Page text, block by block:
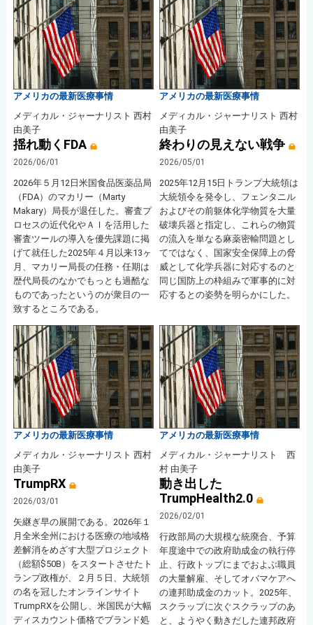
アメリカの最新医療事情
メディカル・ジャーナリスト 西村
由美子
揺れ動くFDA
2026/06/01
2026年５月12日米国食品医薬品局
（FDA）のマカリー（Marty
Makary）局長が退任した。審査プ
ロセスの近代化やＡＩを活用した
審査ツールの導入を優先課題に掲
げて就任した2025年４月以来13ヶ
月、マカリー局長の任務・任期は
歴代局長のなかでもっとも過酷な
ものであったというのが衆目の一
致するところである。
アメリカの最新医療事情
メディカル・ジャーナリスト 西村
由美子
終わりの見えない戦争
2026/05/01
2025年12月15日トランプ大統領は
大統領令を発令し、フェンタニル
およびその前躯体化学物質を大量
破壊兵器と指定し、これらの物質
の流入を単なる麻薬密輸問題とし
てではなく、国家安全保障上の脅
威として化学兵器に対応するのと
同じ国防上の枠組みで軍事的に対
応するとの姿勢を明らかにした。
アメリカの最新医療事情
メディカル・ジャーナリスト 西村
由美子
TrumpRX
2026/03/01
矢継ぎ早の展開である。2026年１
月全米全州における医療の地域格
差解消をめざす大型プロジェクト
（総額$50B）をスタートさせたト
ランプ政権が、２月５日、大統領
の名を冠したオンラインサイト
TrumpRXを公開し、米国民が大幅
ディスカウント価格でブランド処
アメリカの最新医療事情
メディカル・ジャーナリスト 西
村 由美子
動き出した
TrumpHealth2.0
2026/02/01
行政部局の大規模な統廃合、予算
年度途中での政府助成金の執行停
止、行政トップにまでおよぶ職員
の大量解雇、そしてオバマケアへ
の連邦助成金のカット。2025年、
スクラップに次ぐスクラップのあ
と、ようやく動きだした連邦政府